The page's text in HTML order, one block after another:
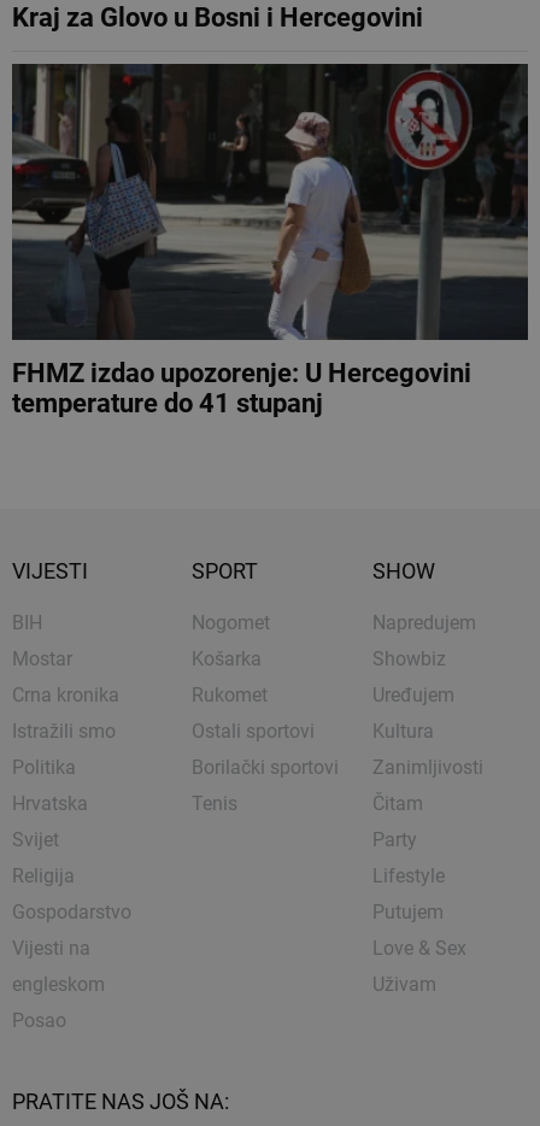
Kraj za Glovo u Bosni i Hercegovini
FHMZ izdao upozorenje: U Hercegovini
temperature do 41 stupanj
VIJESTI
BIH
Mostar
Crna kronika
Istražili smo
Politika
Hrvatska
Svijet
Religija
Gospodarstvo
Vijesti na
engleskom
Posao
SPORT
Nogomet
Košarka
Rukomet
Ostali sportovi
Borilački sportovi
Tenis
SHOW
Napredujem
Showbiz
Uređujem
Kultura
Zanimljivosti
Čitam
Party
Lifestyle
Putujem
Love & Sex
Uživam
PRATITE NAS JOŠ NA: